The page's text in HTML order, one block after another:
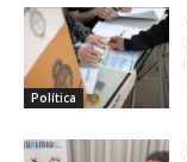
Política